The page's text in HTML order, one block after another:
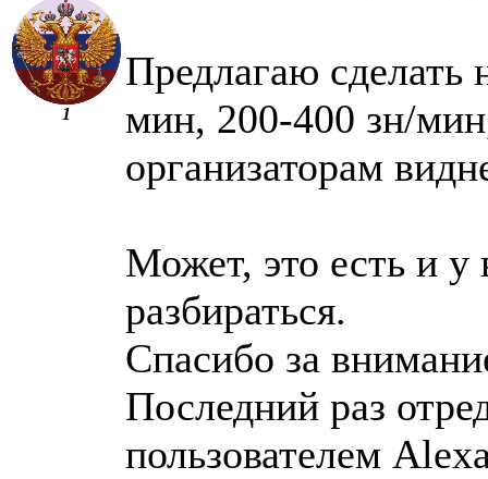
1
Предлагаю сделать
мин, 200-400 зн/
организаторам
Может, это есть и
разбираться.
Спасибо за
Последний раз
пользователем